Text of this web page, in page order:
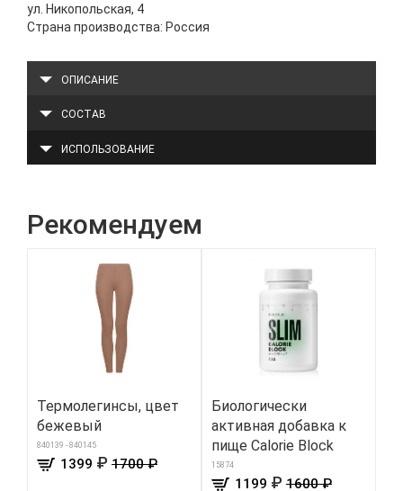
ул. Никопольская, 4
Страна производства: Россия
ОПИСАНИЕ
СОСТАВ
ИСПОЛЬЗОВАНИЕ
Рекомендуем
Термолегинсы, цвет
бежевый
840139 - 840145
1399 ₽ 1700 ₽
Биологически
активная добавка к
пище Calorie Block
15874
1199 ₽ 1600 ₽